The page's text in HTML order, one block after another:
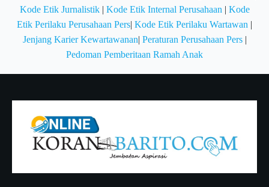
Kode Etik Jurnalistik| Kode Etik Internal Perusahaan | Kode
Etik Perilaku Perusahaan Pers| Kode Etik Perilaku Wartawan |
Jenjang Karier Kewartawanan| Peraturan Perusahaan Pers|
Pedoman Pemberitaan Ramah Anak